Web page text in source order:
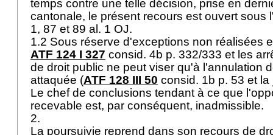
temps contre une telle décision, prise en
cantonale, le présent recours est ouvert sous
1, 87 et 89 al. 1 OJ.
1.2 Sous réserve d'exceptions non réalisées
ATF 124 I 327 consid. 4b p. 332/333 et les
de droit public ne peut viser qu'à l'annulation
attaquée (ATF 128 III 50 consid. 1b p. 53 et
Le chef de conclusions tendant à ce que
recevable est, par conséquent, inadmissible.
2.
La poursuivie reprend dans son recours de